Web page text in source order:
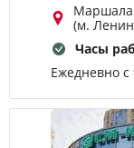
Маршала
(м.
Часы
Ежедневно с